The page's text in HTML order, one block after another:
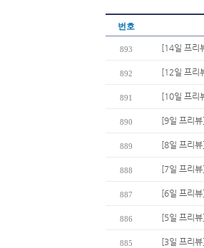
번호
893 [14일 프리
892 [12일 프리
891 [10일 프리
890 [9일 프리
889 [8일 프리
888 [7일 프리
887 [6일 프리
886 [5일 프리
885 [3일 프리